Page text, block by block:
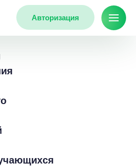
Авторизация